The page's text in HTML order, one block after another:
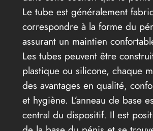
Le tube est généralement
correspondre à la forme du
assurant un maintien
Les tubes peuvent être
plastique ou silicone, chaque
des avantages en qualité,
et hygiène. L’anneau de base
central du dispositif. Il est